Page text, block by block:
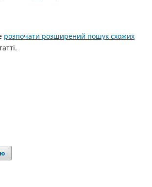
розпочати розширений пошук схожих